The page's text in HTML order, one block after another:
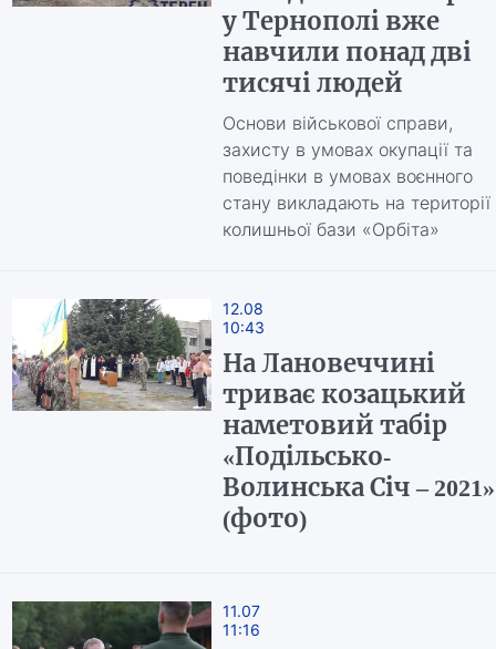
у Тернополі вже
навчили понад дві
тисячі людей
Основи військової справи,
захисту в умовах окупації та
поведінки в умовах воєнного
стану викладають на території
колишньої бази «Орбіта»
12.08
10:43
На Лановеччині
триває козацький
наметовий табір
«Подільсько-
Волинська Січ – 2021»
(фото)
11.07
11:16